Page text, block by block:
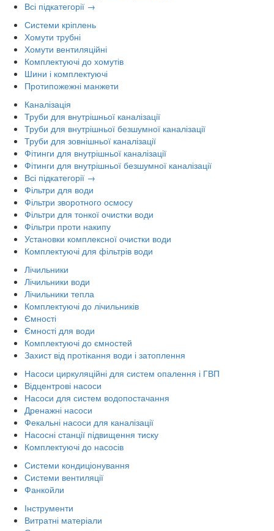
Всі підкатегорії →
Системи кріплень
Хомути трубні
Хомути вентиляційні
Комплектуючі до хомутів
Шини і комплектуючі
Протипожежні манжети
Каналізація
Труби для внутрішньої каналізації
Труби для внутрішньої безшумної каналізації
Труби для зовнішньої каналізації
Фітинги для внутрішньої каналізації
Фітинги для внутрішньої безшумної каналізації
Всі підкатегорії →
Фільтри для води
Фільтри зворотного осмосу
Фільтри для тонкої очистки води
Фільтри проти накипу
Установки комплексної очистки води
Комплектуючі для фільтрів води
Лічильники
Лічильники води
Лічильники тепла
Комплектуючі до лічильників
Ємності
Ємності для води
Комплектуючі до ємностей
Захист від протікання води і затоплення
Насоси циркуляційні для систем опалення і ГВП
Відцентрові насоси
Насоси для систем водопостачання
Дренажні насоси
Фекальні насоси для каналізації
Насосні станції підвищення тиску
Комплектуючі до насосів
Системи кондиціонування
Системи вентиляції
Фанкойли
Інструменти
Витратні матеріали